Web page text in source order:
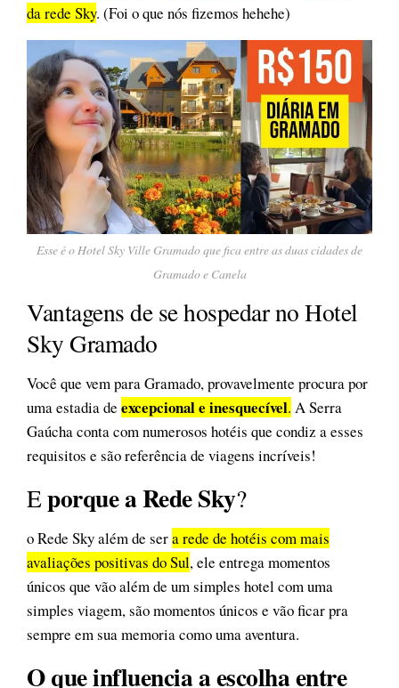
da rede Sky. (Foi o que nós fizemos hehehe)
Esse é o Hotel Sky Ville Gramado que fica entre as duas cidades de
Gramado e Canela
Vantagens de se hospedar no Hotel
Sky Gramado
Você que vem para Gramado, provavelmente procura por
uma estadia de excepcional e inesquecível. A Serra
Gaúcha conta com numerosos hotéis que condiz a esses
requisitos e são referência de viagens incríveis!
Eporque a Rede Sky?
o Rede Sky além de sera rede de hotéis com mais
avaliações positivas do Sul, ele entrega momentos
únicos que vão além de um simples hotel com uma
simples viagem, são momentos únicos e vão ficar pra
sempre em sua memoria como uma aventura.
O que influencia a escolha entre